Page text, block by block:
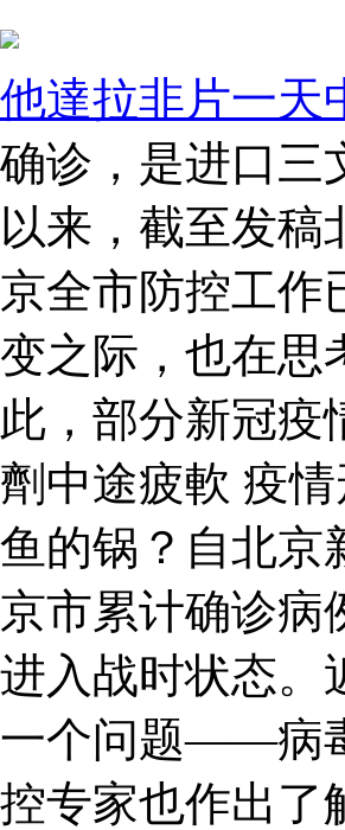
他達拉非片一天
确诊，是进口三
以来，截至发稿
京全市防控工作
变之际，也在
此，部分新冠疫
劑中途疲軟 疫
鱼的锅？自北京
京市累计确诊病
进入战时状态。
一个问题——病
控专家也作出了